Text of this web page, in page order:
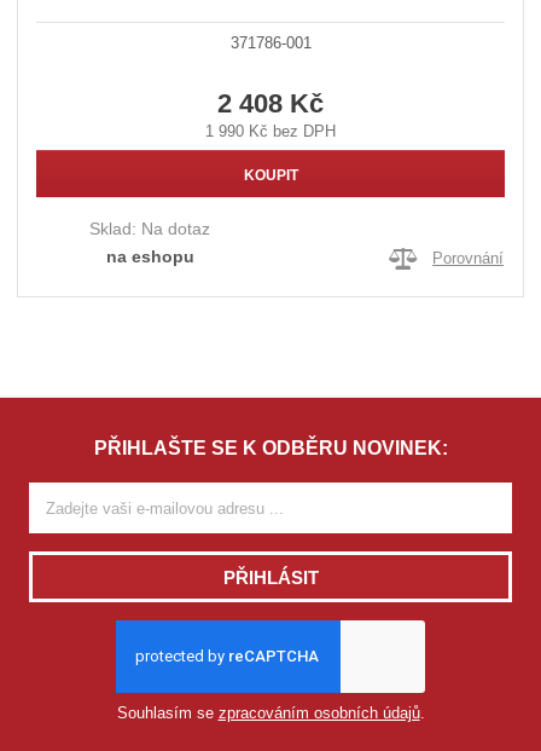
371786-001
2 408 Kč
1 990 Kč bez DPH
KOUPIT
Sklad: Na dotaz
na eshopu
Porovnání
PŘIHLAŠTE SE K ODBĚRU NOVINEK:
PŘIHLÁSIT
Souhlasím se zpracováním osobních údajů.